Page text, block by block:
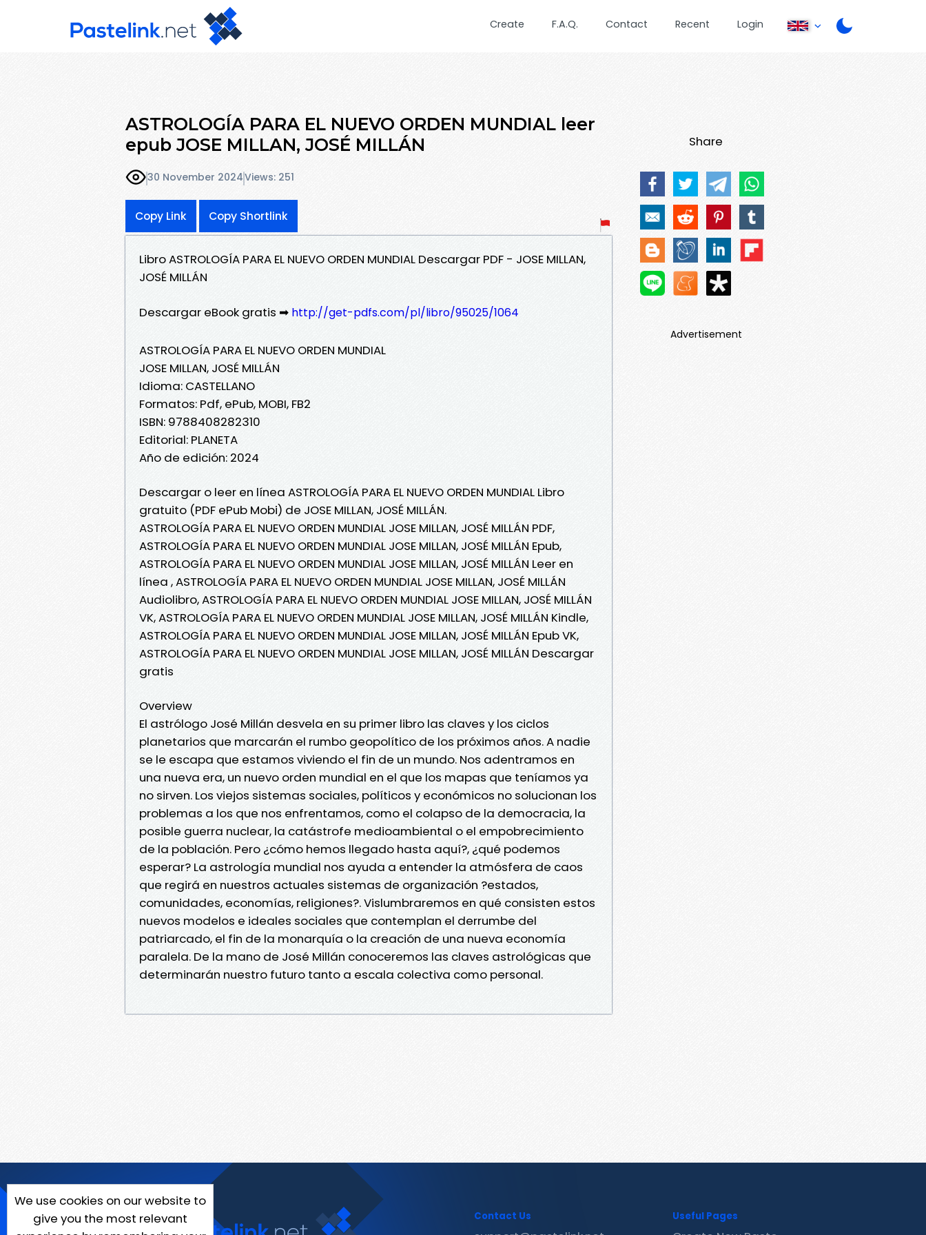
Create F.A.Q. Contact Recent Login
ASTROLOGÍA PARA EL NUEVO ORDEN MUNDIAL leer
epub JOSE MILLAN, JOSÉ MILLÁN
30 November 2024Views: 251
Copy Link Copy Shortlink
Libro ASTROLOGÍA PARA EL NUEVO ORDEN MUNDIAL Descargar PDF - JOSE MILLAN,
JOSÉ MILLÁN
Descargar eBook gratis ➡ http://get-pdfs.com/pl/libro/95025/1064
ASTROLOGÍA PARA EL NUEVO ORDEN MUNDIAL
JOSE MILLAN, JOSÉ MILLÁN
Idioma: CASTELLANO
Formatos: Pdf, ePub, MOBI, FB2
ISBN: 9788408282310
Editorial: PLANETA
Año de edición: 2024
Descargar o leer en línea ASTROLOGÍA PARA EL NUEVO ORDEN MUNDIAL Libro
gratuito (PDF ePub Mobi) de JOSE MILLAN, JOSÉ MILLÁN.
ASTROLOGÍA PARA EL NUEVO ORDEN MUNDIAL JOSE MILLAN, JOSÉ MILLÁN PDF,
ASTROLOGÍA PARA EL NUEVO ORDEN MUNDIAL JOSE MILLAN, JOSÉ MILLÁN Epub,
ASTROLOGÍA PARA EL NUEVO ORDEN MUNDIAL JOSE MILLAN, JOSÉ MILLÁN Leer en
línea , ASTROLOGÍA PARA EL NUEVO ORDEN MUNDIAL JOSE MILLAN, JOSÉ MILLÁN
Audiolibro, ASTROLOGÍA PARA EL NUEVO ORDEN MUNDIAL JOSE MILLAN, JOSÉ MILLÁN
VK, ASTROLOGÍA PARA EL NUEVO ORDEN MUNDIAL JOSE MILLAN, JOSÉ MILLÁN Kindle,
ASTROLOGÍA PARA EL NUEVO ORDEN MUNDIAL JOSE MILLAN, JOSÉ MILLÁN Epub VK,
ASTROLOGÍA PARA EL NUEVO ORDEN MUNDIAL JOSE MILLAN, JOSÉ MILLÁN Descargar
gratis
Overview
El astrólogo José Millán desvela en su primer libro las claves y los ciclos
planetarios que marcarán el rumbo geopolítico de los próximos años. A nadie
se le escapa que estamos viviendo el fin de un mundo. Nos adentramos en
una nueva era, un nuevo orden mundial en el que los mapas que teníamos ya
no sirven. Los viejos sistemas sociales, políticos y económicos no solucionan los
problemas a los que nos enfrentamos, como el colapso de la democracia, la
posible guerra nuclear, la catástrofe medioambiental o el empobrecimiento
de la población. Pero ¿cómo hemos llegado hasta aquí?, ¿qué podemos
esperar? La astrología mundial nos ayuda a entender la atmósfera de caos
que regirá en nuestros actuales sistemas de organización ?estados,
comunidades, economías, religiones?. Vislumbraremos en qué consisten estos
nuevos modelos e ideales sociales que contemplan el derrumbe del
patriarcado, el fin de la monarquía o la creación de una nueva economía
paralela. De la mano de José Millán conoceremos las claves astrológicas que
determinarán nuestro futuro tanto a escala colectiva como personal.
Share
Advertisement
We use cookies on our website to
give you the most relevant
Contact Us Useful Pages